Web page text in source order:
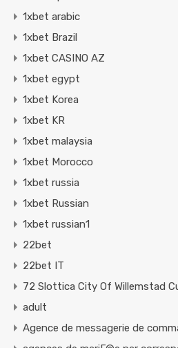
1xbet arabic
1xbet Brazil
1xbet CASINO AZ
1xbet egypt
1xbet Korea
1xbet KR
1xbet malaysia
1xbet Morocco
1xbet russia
1xbet Russian
1xbet russian1
22bet
22bet IT
72 Slottica City Of Willemstad
adult
Agence de messagerie de